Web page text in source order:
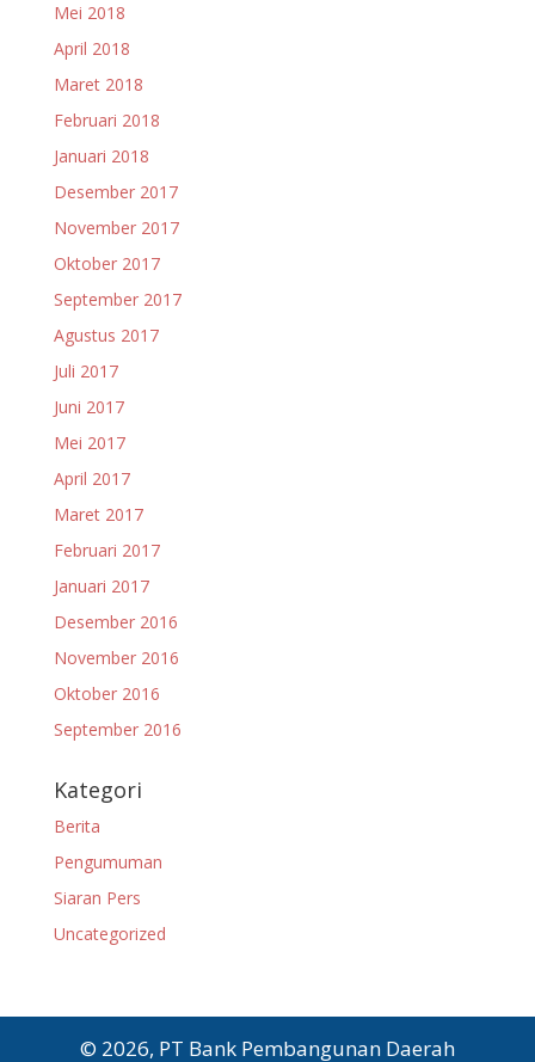
Mei 2018
April 2018
Maret 2018
Februari 2018
Januari 2018
Desember 2017
November 2017
Oktober 2017
September 2017
Agustus 2017
Juli 2017
Juni 2017
Mei 2017
April 2017
Maret 2017
Februari 2017
Januari 2017
Desember 2016
November 2016
Oktober 2016
September 2016
Kategori
Berita
Pengumuman
Siaran Pers
Uncategorized
© 2026, PT Bank Pembangunan Daerah